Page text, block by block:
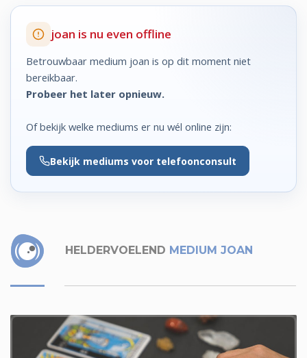
joan is nu even offline
Betrouwbaar medium joan is op dit moment niet
bereikbaar.
Probeer het later opnieuw.
Of bekijk welke mediums er nu wél online zijn:
Bekijk mediums voor telefoonconsult
HELDERVOELEND MEDIUM JOAN